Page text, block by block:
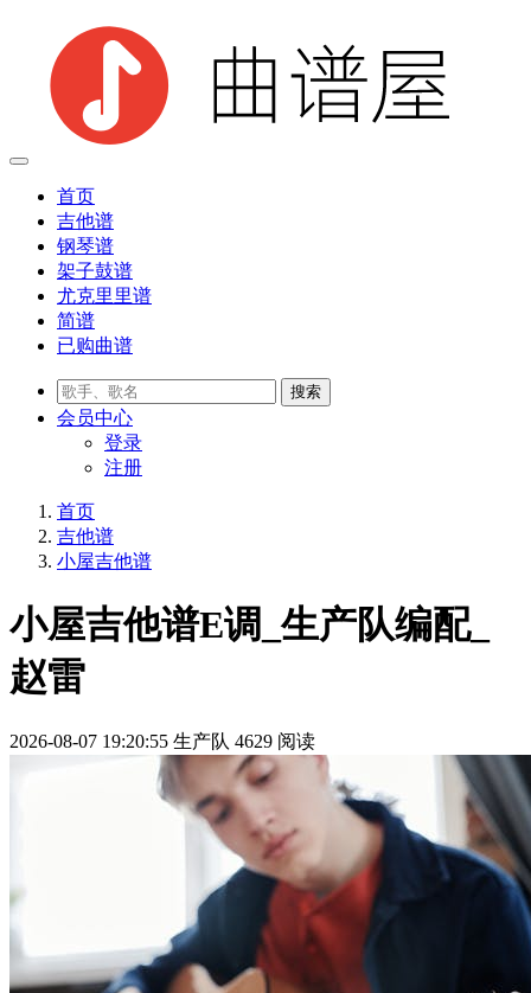
首页
吉他谱
钢琴谱
架子鼓谱
尤克里里谱
简谱
已购曲谱
会员中心
登录
注册
首页
吉他谱
小屋吉他谱
小屋吉他谱E调_生产队编配_
赵雷
2026-08-07 19:20:55 生产队 4629 阅读